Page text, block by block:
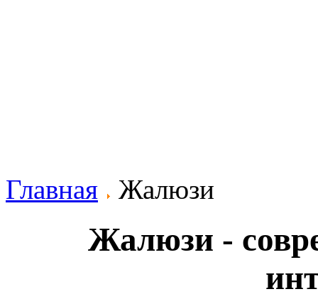
Главная Жалюзи
Жалюзи -